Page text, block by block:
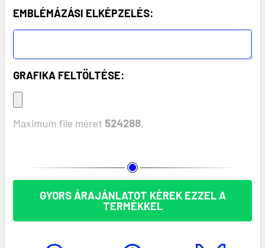
EMBLÉMÁZÁSI ELKÉPZELÉS:
GRAFIKA FELTÖLTÉSE:
Maximum file méret 524288,
GYORS ÁRAJÁNLATOT KÉREK EZZEL A
TERMÉKKEL